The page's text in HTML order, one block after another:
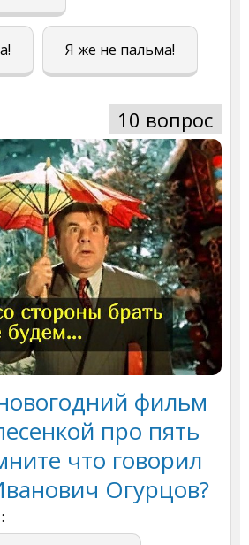
Я же не пальма!
10 вопрос
фильм
про пять
что говорил
Огурцов?